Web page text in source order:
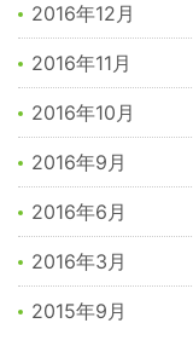
2016年12月
2016年11月
2016年10月
2016年9月
2016年6月
2016年3月
2015年9月